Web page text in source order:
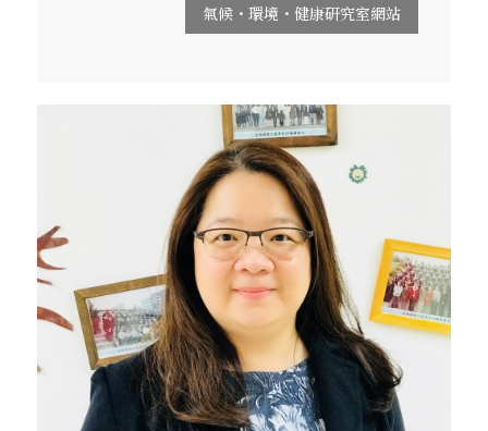
氣候・環境・健康研究室網站